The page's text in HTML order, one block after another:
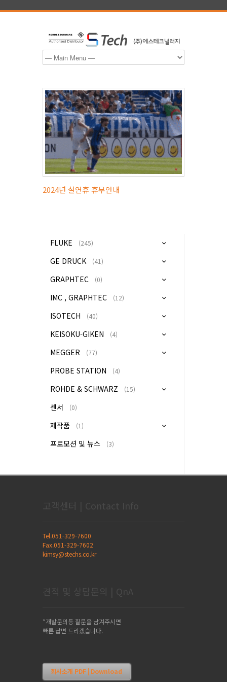
2024년 설연휴 휴무안내
FLUKE (245)
GE DRUCK (41)
GRAPHTEC (0)
IMC , GRAPHTEC (12)
ISOTECH (40)
KEISOKU-GIKEN (4)
MEGGER (77)
PROBE STATION (4)
ROHDE & SCHWARZ (15)
센서 (0)
제작품 (1)
프로모션 및 뉴스 (3)
고객센터 | Contact Info
Tel.051-329-7600
Fax.051-329-7602
kimsy@stechs.co.kr
견적 및 상담문의 | QnA
*개발문의등 질문을 남겨주시면
빠른 답변 드리겠습니다.
회사소개 PDF | Download